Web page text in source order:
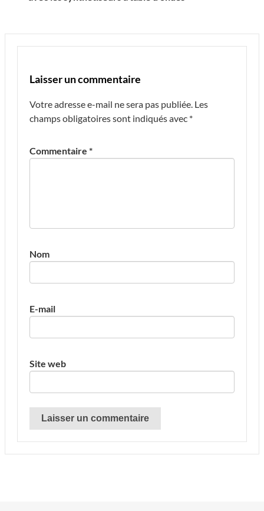
Laisser un commentaire
Votre adresse e-mail ne sera pas publiée. Les
champs obligatoires sont indiqués avec *
Commentaire *
Nom
E-mail
Site web